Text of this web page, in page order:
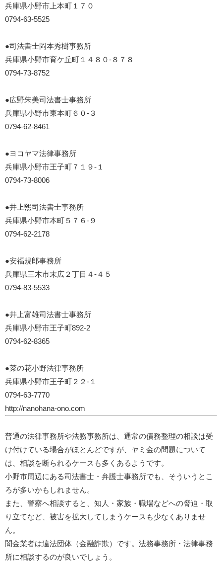
兵庫県小野市上本町１７０
0794-63-5525
●司法書士岡本秀樹事務所
兵庫県小野市育ケ丘町１４８０-８７８
0794-73-8752
●広野朱美司法書士事務所
兵庫県小野市東本町６０-３
0794-62-8461
●ヨコヤマ法律事務所
兵庫県小野市王子町７１９-１
0794-73-8006
●井上煕司法書士事務所
兵庫県小野市本町５７６-９
0794-62-2178
●安福規郎事務所
兵庫県三木市末広２丁目４-４５
0794-83-5533
●井上富雄司法書士事務所
兵庫県小野市王子町892-2
0794-62-8365
●菜の花小野法律事務所
兵庫県小野市王子町２２-１
0794-63-7770
http://nanohana-ono.com
普通の法律事務所や法務事務所は、通常の債務整理の相談は受
け付けている場合がほとんどですが、ヤミ金の問題について
は、相談を断られるケースも多くあるようです。
小野市周辺にある司法書士・弁護士事務所でも、そういうとこ
ろが多いかもしれません。
また、警察へ相談すると、知人・家族・職場などへの脅迫・取
り立てなど、被害を拡大してしまうケースも少なくありませ
ん。
闇金業者は違法団体（金融詐欺）です。法務事務所・法律事務
所に相談するのが良いでしょう。